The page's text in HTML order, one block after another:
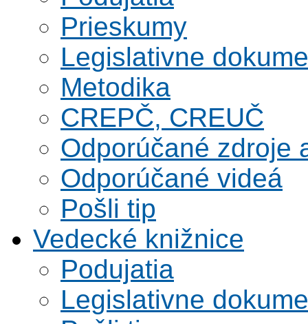
Prieskumy
Legislativne
Metodika
CREPČ, CREUČ
Odporúčané zdroje
Odporúčané videá
Pošli tip
Vedecké knižnice
Podujatia
Legislativne